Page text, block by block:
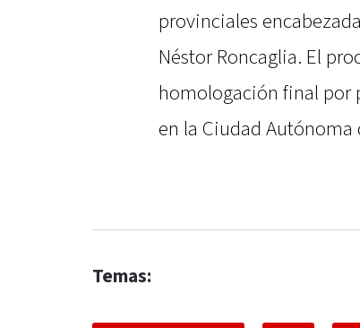
provinciales
Néstor Roncaglia. El
homologación final por
en la Ciudad Autónoma
Temas: